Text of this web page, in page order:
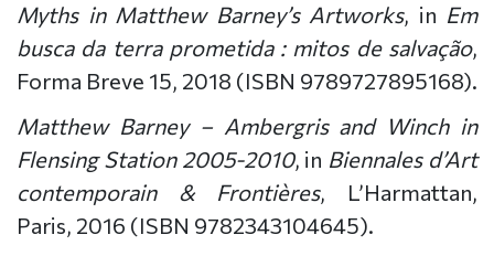
Myths in Matthew Barney’s Artworks, in Em
busca da terra prometida : mitos de salvação,
Forma Breve 15, 2018 (ISBN 9789727895168).
Matthew Barney – Ambergris and Winch in
Flensing Station 2005-2010, in Biennales d’Art
contemporain & Frontières, L’Harmattan,
Paris, 2016 (ISBN 9782343104645).